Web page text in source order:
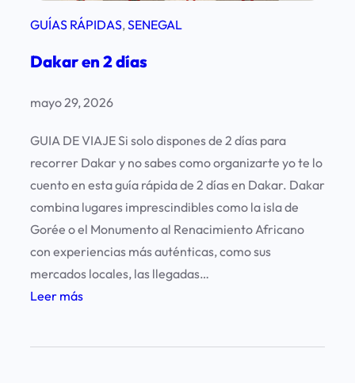
GUÍAS RÁPIDAS, SENEGAL
Dakar en 2 días
mayo 29, 2026
GUIA DE VIAJE Si solo dispones de 2 días para
recorrer Dakar y no sabes como organizarte yo te lo
cuento en esta guía rápida de 2 días en Dakar. Dakar
combina lugares imprescindibles como la isla de
Gorée o el Monumento al Renacimiento Africano
con experiencias más auténticas, como sus
mercados locales, las llegadas…
Leer más: